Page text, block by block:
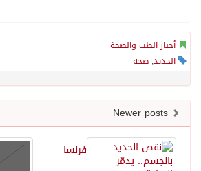
أخبار الطب والصحة
الحديد, صحة
فرنسا